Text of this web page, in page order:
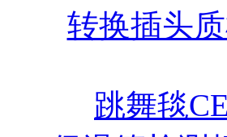
转换插头
跳舞毯